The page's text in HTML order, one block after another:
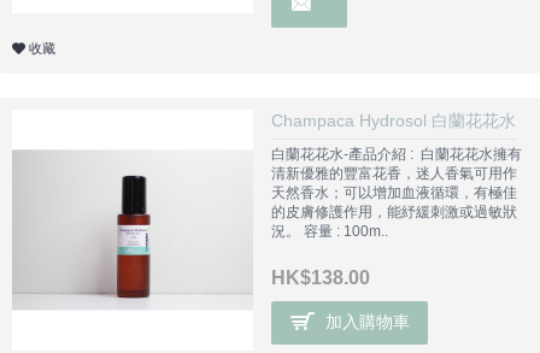
收藏
Champaca Hydrosol 白蘭花花水
白蘭花花水-產品介紹 : 白蘭花花水擁有
清新優雅的豐富花香，迷人香氣可用作
天然香水；可以增加血液循環，有極佳
的皮膚修護作用，能紓緩刺激或過敏狀
況。 容量 : 100m..
HK$138.00
加入購物車